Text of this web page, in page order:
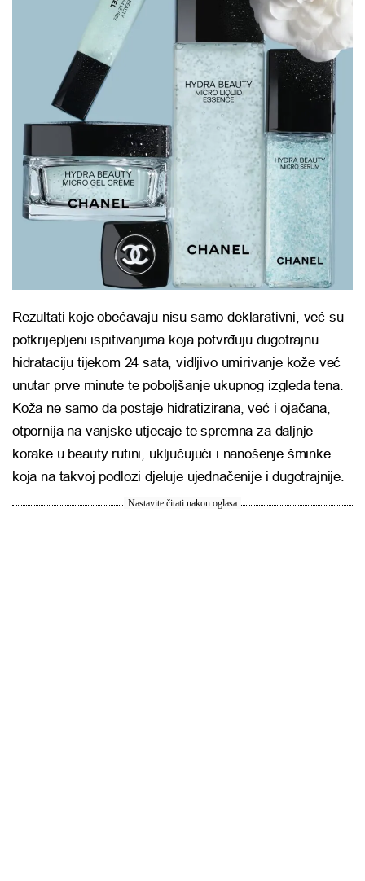
Rezultati koje obećavaju nisu samo deklarativni, već su
potkrijepljeni ispitivanjima koja potvrđuju dugotrajnu
hidrataciju tijekom 24 sata, vidljivo umirivanje kože već
unutar prve minute te poboljšanje ukupnog izgleda tena.
Koža ne samo da postaje hidratizirana, već i ojačana,
otpornija na vanjske utjecaje te spremna za daljnje
korake u beauty rutini, uključujući i nanošenje šminke
koja na takvoj podlozi djeluje ujednačenije i dugotrajnije.
Nastavite čitati nakon oglasa